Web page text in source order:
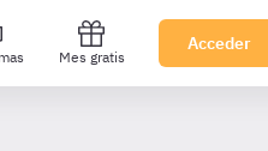
Mes gratis
Acceder